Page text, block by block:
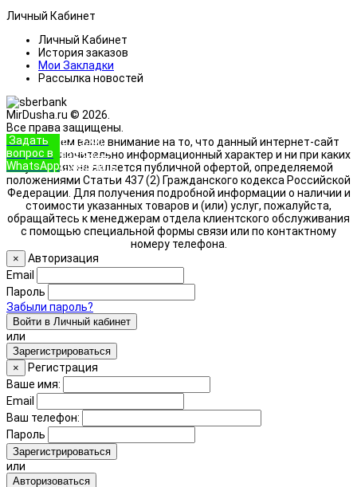
Личный Кабинет
Личный Кабинет
История заказов
Мои Закладки
Рассылка новостей
MirDusha.ru © 2026.
Все права защищены.
Обращаем ваше внимание на то, что данный интернет-сайт
носит исключительно информационный характер и ни при каких
условиях не является публичной офертой, определяемой
положениями Статьи 437 (2) Гражданского кодекса Российской
Федерации. Для получения подробной информации о наличии и
стоимости указанных товаров и (или) услуг, пожалуйста,
обращайтесь к менеджерам отдела клиентского обслуживания
с помощью специальной формы связи или по контактному
номеру телефона.
Задать
вопрос в
WhatsApp
+7 (933)
888-8322
Позвонить
×
Авторизация
Email
Пароль
Забыли пароль?
Войти в Личный кабинет
или
Зарегистрироваться
×
Регистрация
Ваше имя:
Email
Ваш телефон:
Пароль
Зарегистрироваться
или
Авторизоваться